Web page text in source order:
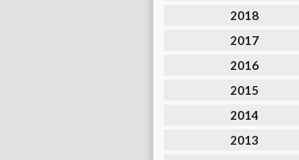
2018
2017
2016
2015
2014
2013